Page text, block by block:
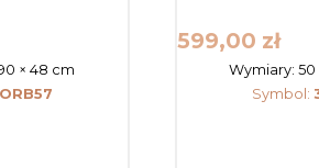
× 48 cm
599,00 zł
Wymiary: 50
Symbol: